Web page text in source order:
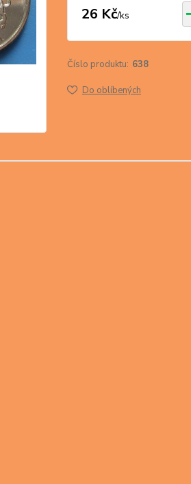
26 Kč/ks
Číslo produktu: 638
Do oblíbených